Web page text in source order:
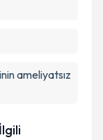
ameliyatsız